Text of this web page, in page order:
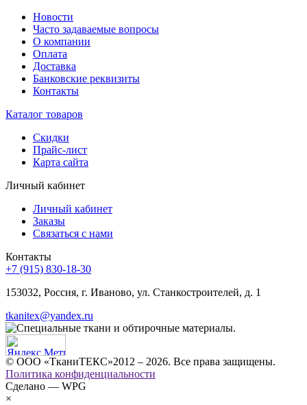
Новости
Часто задаваемые вопросы
О компании
Оплата
Доставка
Банковские реквизиты
Контакты
Каталог товаров
Скидки
Прайс-лист
Карта сайта
Личный кабинет
Личный кабинет
Заказы
Связаться с нами
Контакты
+7 (915) 830-18-30
153032, Россия, г. Иваново, ул. Станкостроителей, д. 1
tkanitex@yandex.ru
© ООО «ТканиТЕКС»2012 – 2026. Все права защищены.
Политика конфиденциальности
Сделано — WPG
×